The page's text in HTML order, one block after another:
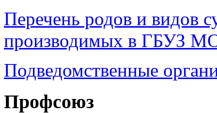
Перечень родов и видов
производимых в ГБУЗ
Подведомственные
Профсоюз